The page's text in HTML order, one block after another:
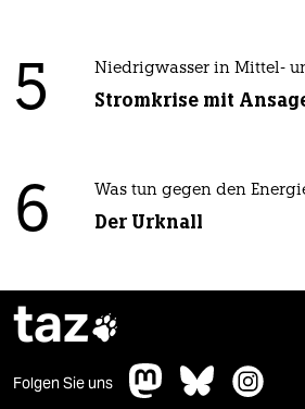
5 Niedrigwasser in Mittel-
Stromkrise mit
6 Was tun gegen den
Der Urknall
taz
Folgen Sie uns